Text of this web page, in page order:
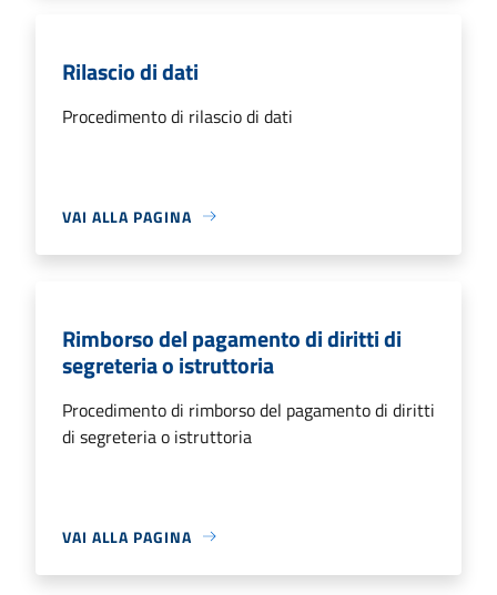
Rilascio di dati
Procedimento di rilascio di dati
VAI ALLA PAGINA
Rimborso del pagamento di diritti di
segreteria o istruttoria
Procedimento di rimborso del pagamento di diritti
di segreteria o istruttoria
VAI ALLA PAGINA